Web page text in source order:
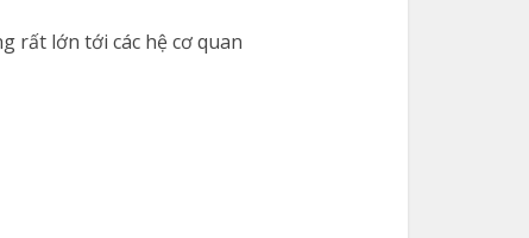
rất lớn tới các hệ cơ quan